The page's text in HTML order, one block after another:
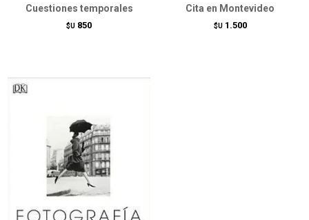
Cuestiones temporales
$U 850
Cita en Montevideo
$U 1.500